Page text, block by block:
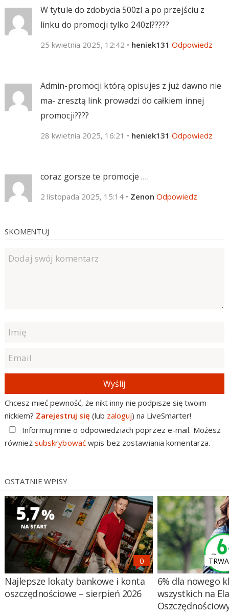
W tytule do zdobycia 500zl a po przejściu z
linku do promocji tylko 240zl?????
25 kwietnia 2025, 12:42 • heniek131 Odpowiedz
Admin-promocji którą opisujes z już dawno nie
ma- zresztą link prowadzi do całkiem innej
promocji????
28 kwietnia 2025, 16:21 • heniek131 Odpowiedz
coraz gorsze te promocje ….
2 listopada 2025, 15:14 • Zenon Odpowiedz
SKOMENTUJ
Wyślij
Chcesz mieć pewność, że nikt inny nie podpisze się twoim
nickiem? Zarejestruj się (lub zaloguj) na LiveSmarter!
Informuj mnie o odpowiedziach poprzez e-mail. Możesz
również subskrybowaćwpis bez zostawiania komentarza.
OSTATNIE WPISY
Najlepsze lokaty bankowe i konta
oszczędnościowe – sierpień 2026
6% dla nowego
wszystkich na